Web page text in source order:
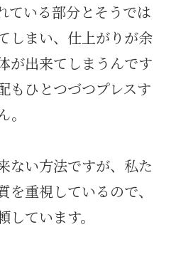
ている部分とそうでは
しまい、仕上がりが余
が出来てしまうんです
もひとつづつプレスす
ない方法ですが、私た
を重視しているので、
ています。